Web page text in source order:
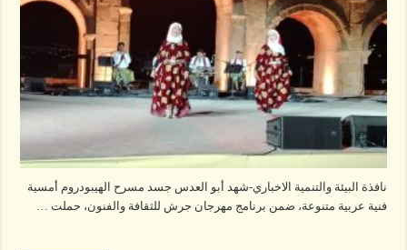
نافذة البيئة والتنمية الاخباري-شهد أبو العدس جسد مسرح الهيبودروم أمسية
فنية عربية متنوعة، ضمن برنامج مهرجان جرش للثقافة والفنون، حملت …